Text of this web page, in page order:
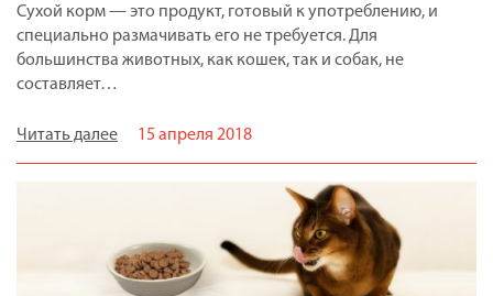
Сухой корм — это продукт, готовый к употреблению, и
специально размачивать его не требуется. Для
большинства животных, как кошек, так и собак, не
составляет…
Читать далее 15 апреля 2018